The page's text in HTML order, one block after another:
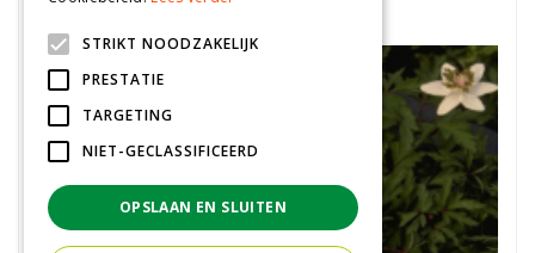
STRIKT NOODZAKELIJK
PRESTATIE
TARGETING
NIET-GECLASSIFICEERD
OPSLAAN EN SLUITEN